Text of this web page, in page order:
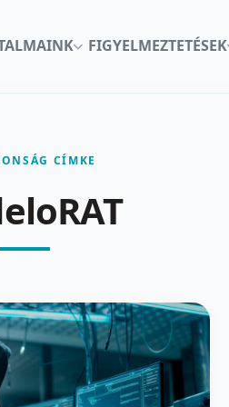
FIGYELMEZTETÉSEK
CÍMKE